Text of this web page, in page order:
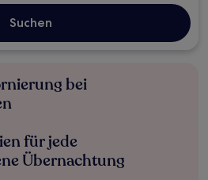
Suchen
bei
für jede
Übernachtung